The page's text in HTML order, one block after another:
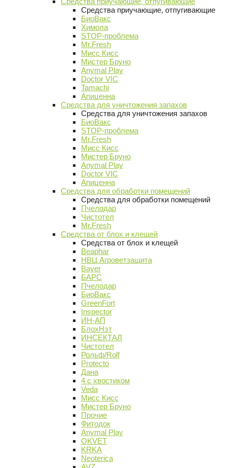
Средства приучающие, отпугивающие
БиоВакс
Химола
STOP-проблема
Mr.Fresh
Мисс Кисс
Мистер Бруно
Anymal Play
Doctor VIC
Tamachi
Апиценна
Средства для уничтожения запахов
Средства для уничтожения запахов
БиоВакс
STOP-проблема
Mr.Fresh
Мисс Кисс
Мистер Бруно
Anymal Play
Doctor VIC
Апиценна
Средства для обработки помещений
Средства для обработки помещений
Пчелодар
Чистотел
Mr.Fresh
Средства от блох и клещей
Средства от блох и клещей
Beaphar
НВЦ Агроветзащита
Bayer
БАРС
Пчелодар
БиоВакс
GreenFort
Inspector
ИН-АП
БлохНэт
ИНСЕКТАЛ
Чистотел
Рольф/Rolf
Protecto
Дана
4 с хвостиком
Veda
Мисс Кисс
Мистер Бруно
Прочие
Фитодок
Anymal Play
OKVET
KRKA
Neoterica